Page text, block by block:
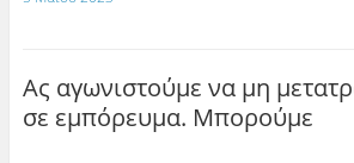
Ας αγωνιστούμε να μη
σε εμπόρευμα. Μπορούμε